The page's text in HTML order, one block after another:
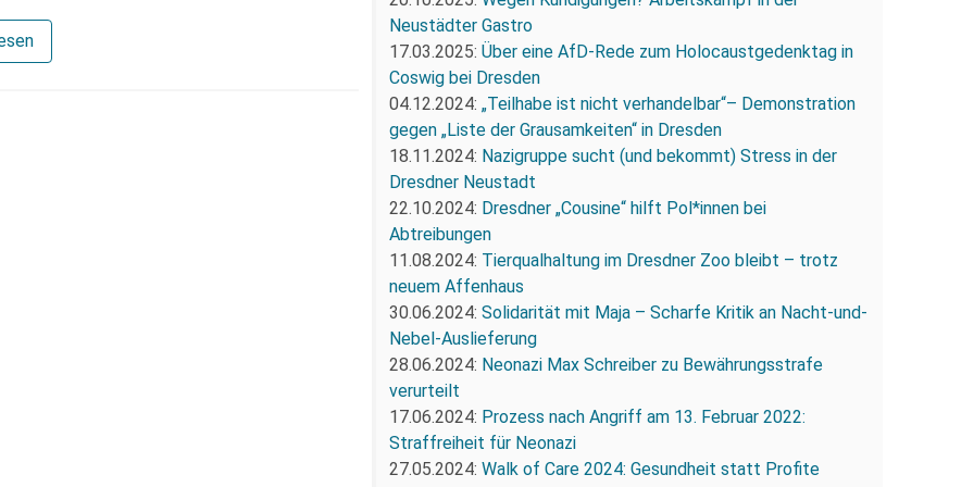
Neustädter Gastro
17.03.2025: Über eine AfD-Rede zum Holocaustgedenktag in
Coswig bei Dresden
04.12.2024: „Teilhabe ist nicht verhandelbar“– Demonstration
gegen „Liste der Grausamkeiten“ in Dresden
18.11.2024: Nazigruppe sucht (und bekommt) Stress in der
Dresdner Neustadt
22.10.2024: Dresdner „Cousine“ hilft Pol*innen bei
Abtreibungen
11.08.2024: Tierqualhaltung im Dresdner Zoo bleibt – trotz
neuem Affenhaus
30.06.2024: Solidarität mit Maja – Scharfe Kritik an Nacht-und-
Nebel-Auslieferung
28.06.2024: Neonazi Max Schreiber zu Bewährungsstrafe
verurteilt
17.06.2024: Prozess nach Angriff am 13. Februar 2022:
Straffreiheit für Neonazi
27.05.2024: Walk of Care 2024: Gesundheit statt Profite